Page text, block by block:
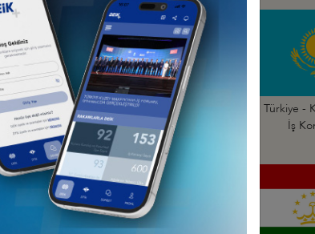
- Belarus
Türkiye - Gürcistan
İş Konseyi
Türkiye -
İş